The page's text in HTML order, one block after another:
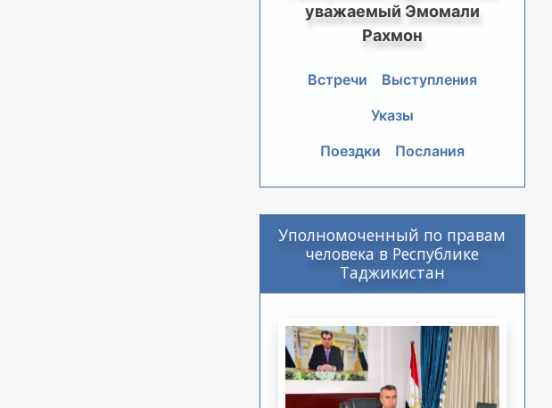
уважаемый Эмомали
Рахмон
Встречи
Выступления
Указы
Поездки
Послания
Уполномоченный по правам
человека в Республике
Таджикистан